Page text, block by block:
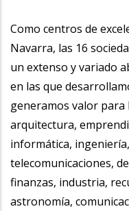
Como centros de
Navarra, las 16
un extenso y variado
en las que
generamos valor para
arquitectura,
informática,
telecomunicaciones,
finanzas, industria,
astronomía,